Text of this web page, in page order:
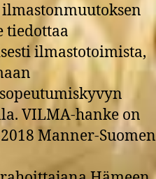
tiedottaa
ilmastotoimista,
VILMA-hanke on
Manner-Suomen